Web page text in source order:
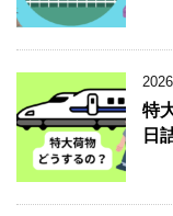
特
日